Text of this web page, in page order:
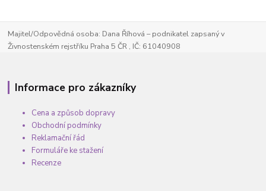
Majitel/Odpovědná osoba: Dana Říhová – podnikatel zapsaný v
Živnostenském rejstříku Praha 5 ČR , IČ: 61040908
Informace pro zákazníky
Cena a způsob dopravy
Obchodní podmínky
Reklamační řád
Formuláře ke stažení
Recenze